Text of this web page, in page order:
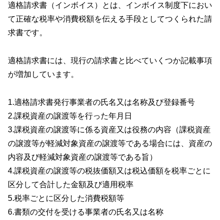
適格請求書（インボイス）とは、インボイス制度下におい
て正確な税率や消費税額を伝える手段としてつくられた請
求書です。
適格請求書には、現行の請求書と比べていくつか記載事項
が増加しています。
1.適格請求書発行事業者の氏名又は名称及び登録番号
2.課税資産の譲渡等を行った年月日
3.課税資産の譲渡等に係る資産又は役務の内容（課税資産
の譲渡等が軽減対象資産の譲渡等である場合には、資産の
内容及び軽減対象資産の譲渡等である旨）
4.課税資産の譲渡等の税抜価額又は税込価額を税率ごとに
区分して合計した金額及び適用税率
5.税率ごとに区分した消費税額等
6.書類の交付を受ける事業者の氏名又は名称